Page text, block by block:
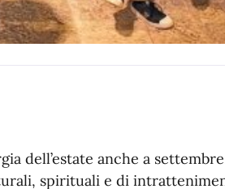
dell’estate anche a
spirituali e di